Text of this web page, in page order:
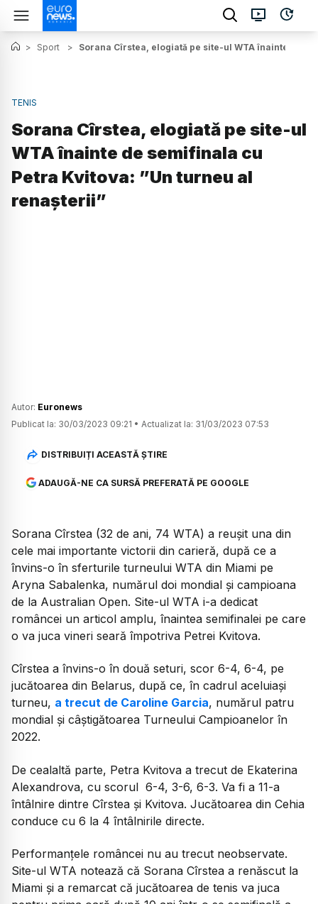
> Sport > Sorana Cîrstea, elogiată pe site-ul WTA înainte de
TENIS
Sorana Cîrstea, elogiată pe site-ul
WTA înainte de semifinala cu
Petra Kvitova: ”Un turneu al
renașterii”
Autor: Euronews
Publicat la: 30/03/2023 09:21 • Actualizat la: 31/03/2023 07:53
DISTRIBUIȚI ACEASTĂ ȘTIRE
ADAUGĂ-NE CA SURSĂ PREFERATĂ PE GOOGLE
Sorana Cîrstea (32 de ani, 74 WTA) a reușit una din
cele mai importante victorii din carieră, după ce a
învins-o în sferturile turneului WTA din Miami pe
Aryna Sabalenka, numărul doi mondial și campioana
de la Australian Open. Site-ul WTA i-a dedicat
româncei un articol amplu, înaintea semifinalei pe care
o va juca vineri seară împotriva Petrei Kvitova.
Cîrstea a învins-o în două seturi, scor 6-4, 6-4, pe
jucătoarea din Belarus, după ce, în cadrul aceluiași
turneu, a trecut de Caroline Garcia, numărul patru
mondial și câștigătoarea Turneului Campioanelor în
2022.
De cealaltă parte, Petra Kvitova a trecut de Ekaterina
Alexandrova, cu scorul 6-4, 3-6, 6-3. Va fi a 11-a
întâlnire dintre Cîrstea și Kvitova. Jucătoarea din Cehia
conduce cu 6 la 4 întâlnirile directe.
Performanțele româncei nu au trecut neobservate.
Site-ul WTA notează că Sorana Cîrstea a renăscut la
Miami și a remarcat că jucătoarea de tenis va juca